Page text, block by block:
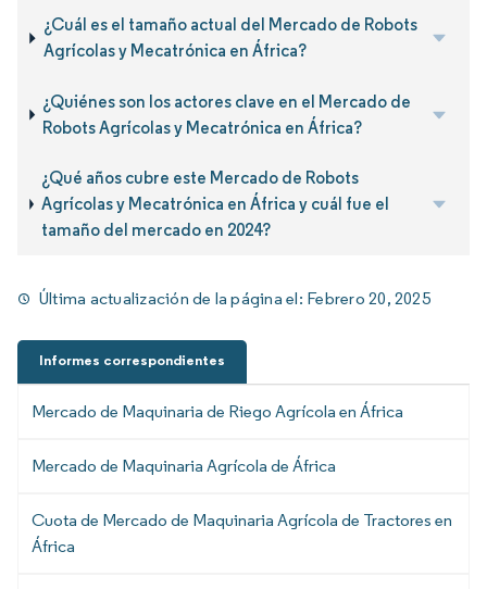
¿Cuál es el tamaño actual del Mercado de Robots
Agrícolas y Mecatrónica en África?
¿Quiénes son los actores clave en el Mercado de
Robots Agrícolas y Mecatrónica en África?
¿Qué años cubre este Mercado de Robots
Agrícolas y Mecatrónica en África y cuál fue el
tamaño del mercado en 2024?
Última actualización de la página el: Febrero 20, 2025
Informes correspondientes
Mercado de Maquinaria de Riego Agrícola en África
Mercado de Maquinaria Agrícola de África
Cuota de Mercado de Maquinaria Agrícola de Tractores en
África